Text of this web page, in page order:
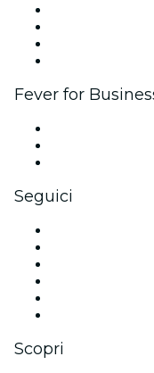
Fever for
Seguici
Scopri